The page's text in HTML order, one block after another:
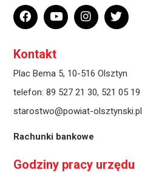
Kontakt
Plac Bema 5, 10-516 Olsztyn
telefon: 89 527 21 30, 521 05 19
starostwo@powiat-olsztynski.pl
Rachunki bankowe
Godziny pracy urzędu